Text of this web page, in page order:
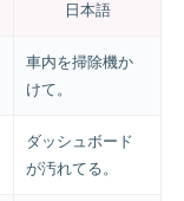
日本語
車内を掃除機か
けて。
ダッシュボード
が汚れてる。